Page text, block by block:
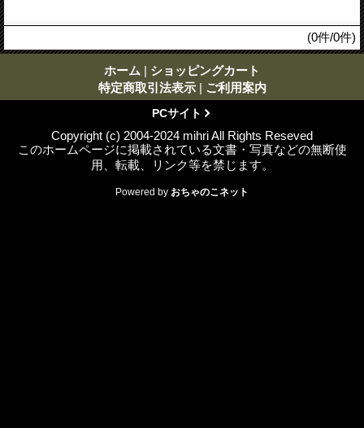
(0件/0件)
ホーム | ショッピングカート
特定商取引法表示 | ご利用案内
PCサイト
Copyright (c) 2004-2024 mihri All Rights Reseved
このホームページに掲載されている文書・写真などの無断使
用、転載、リンク等を禁じます。
Powered by おちゃのこネット